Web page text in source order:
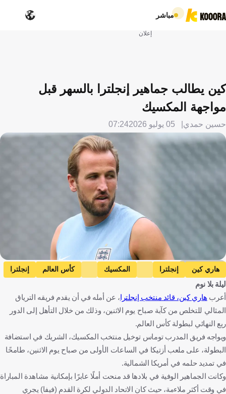
مباشر
إعلان
كين يطالب جماهير إنجلترا بالسهر قبل
مواجهة المكسيك
حسين حمدي 05 يوليو 2026 07:24
Getty Images
هاري كين إنجلترا المكسيك كأس العالم
إنجلترا
المكسيك
ليلة بلا نوم
أعرب هاري كين، قائد منتخب إنجلترا، عن أمله في أن يقدم فريقه الترياق
المثالي للتخلص من كآبة صباح يوم الاثنين، وذلك من خلال التأهل إلى الدور
ربع النهائي لبطولة كأس العالم.
ويواجه فريق المدرب توماس توخيل منتخب المكسيك، الشريك في استضافة
البطولة، على ملعب أزتيكا في الساعات الأولى من صباح يوم الاثنين، طامحًا
في تمديد حلمه في أمريكا الشمالية.
وكانت الجماهير الوفية في بلادها قد منحت أملًا عابرًا بإمكانية مشاهدة المباراة
في وقت أكثر ملاءمة، حيث كان الاتحاد الدولي لكرة القدم (فيفا) يجري